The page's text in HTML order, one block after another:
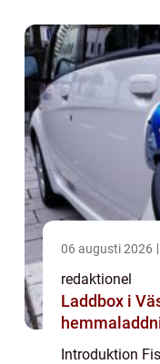
06 augusti 2026
redaktionel
Laddbox i
Introduktion